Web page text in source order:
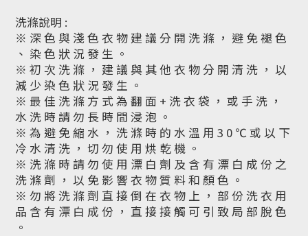
洗滌說明 :
※ 深 色 與 淺 色 衣 物 建 議 分 開 洗 滌 ， 避 免 褪 色
、 染 色 狀 況 發 生 。
※ 初 次 洗 滌 ， 建 議 與 其 他 衣 物 分 開 清 洗 ， 以
減 少 染 色 狀 況 發 生 。
※ 最 佳 洗 滌 方 式 為 翻 面 + 洗 衣 袋 ， 或 手 洗 ，
水 洗 時 請 勿 長 時 間 浸 泡 。
※ 為 避 免 縮 水 ， 洗 滌 時 的 水 溫 用 3 0 ℃ 或 以 下
冷 水 清 洗 ， 切 勿 使 用 烘 乾 機 。
※ 洗 滌 時 請 勿 使 用 漂 白 劑 及 含 有 漂 白 成 份 之
洗 滌 劑 ， 以 免 影 響 衣 物 質 料 和 顏 色 。
※ 勿 將 洗 滌 劑 直 接 倒 在 衣 物 上 ， 部 份 洗 衣 用
品 含 有 漂 白 成 份 ， 直 接 接 觸 可 引 致 局 部 脫 色
。